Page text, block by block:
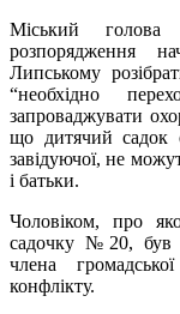
Міський
розпорядження
Липському
“необхідно
запроваджувати
що дитячий садок
завідуючої, не
і батьки.
Чоловіком, про
садочку №20, був
члена
конфлікту.